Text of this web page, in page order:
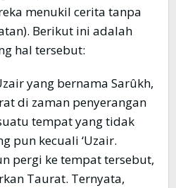
menukil cerita tanpa
Berikut ini adalah
hal tersebut:
yang bernama Sarûkh,
di zaman penyerangan
tempat yang tidak
pun kecuali ‘Uzair.
pergi ke tempat tersebut,
Taurat. Ternyata,